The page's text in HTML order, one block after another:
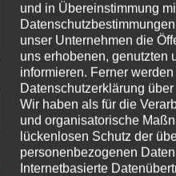
Kategorie:News
Emilia, EnRico ,Eole,
und in Übereinstimmung
unser Unternehmen die
uns erhobenen, genutzten
informieren. Ferner
Datenschutzerklärung
Wir haben als für die
und organisatorische
lückenlosen Schutz der
personenbezogenen
Internetbasierte